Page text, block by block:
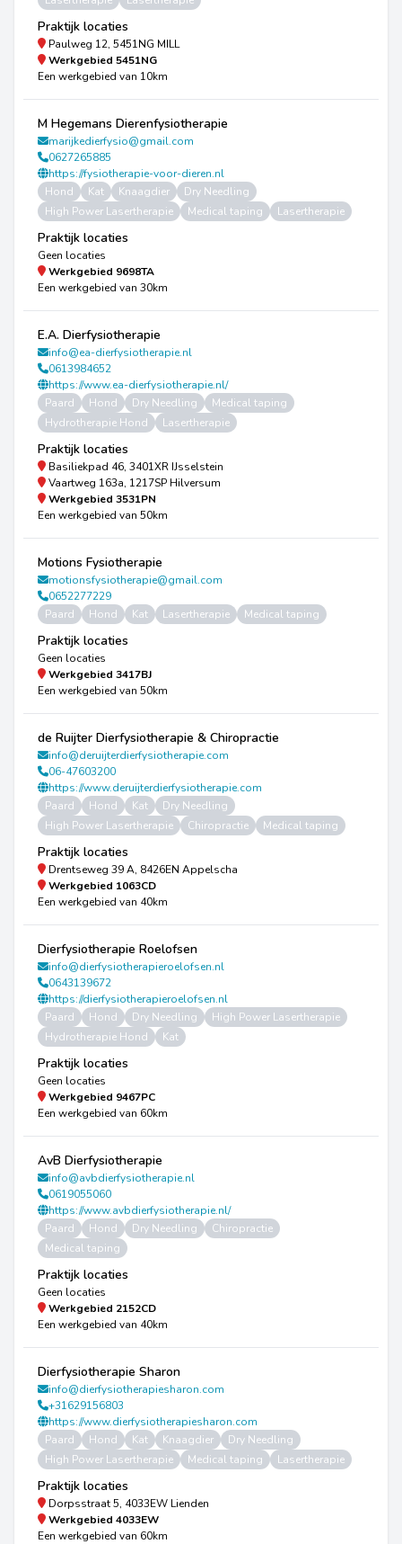
Praktijk locaties
Paulweg 12, 5451NG MILL
Werkgebied 5451NG
Een werkgebied van 10km
M Hegemans Dierenfysiotherapie
marijkedierfysio@gmail.com
0627265885
https://fysiotherapie-voor-dieren.nl
Hond
Kat Knaagdier
Dry Needling
High Power Lasertherapie
Medical taping Lasertherapie
Praktijk locaties
Geen locaties
Werkgebied 9698TA
Een werkgebied van 30km
E.A. Dierfysiotherapie
info@ea-dierfysiotherapie.nl
0613984652
https://www.ea-dierfysiotherapie.nl/
Paard
Hond Dry Needling
Medical taping
Hydrotherapie Hond
Lasertherapie
Praktijk locaties
Basiliekpad 46, 3401XR IJsselstein
Vaartweg 163a, 1217SP Hilversum
Werkgebied 3531PN
Een werkgebied van 50km
Motions Fysiotherapie
motionsfysiotherapie@gmail.com
0652277229
Paard
Hond Kat Lasertherapie Medical taping
Praktijk locaties
Geen locaties
Werkgebied 3417BJ
Een werkgebied van 50km
de Ruijter Dierfysiotherapie & Chiropractie
info@deruijterdierfysiotherapie.com
06-47603200
https://www.deruijterdierfysiotherapie.com
Paard
Hond Kat
Dry Needling
High Power Lasertherapie
Chiropractie Medical taping
Praktijk locaties
Drentseweg 39 A, 8426EN Appelscha
Werkgebied 1063CD
Een werkgebied van 40km
Dierfysiotherapie Roelofsen
info@dierfysiotherapieroelofsen.nl
0643139672
https://dierfysiotherapieroelofsen.nl
Paard
Hond Dry Needling
High Power Lasertherapie
Hydrotherapie Hond
Kat
Praktijk locaties
Geen locaties
Werkgebied 9467PC
Een werkgebied van 60km
AvB Dierfysiotherapie
info@avbdierfysiotherapie.nl
0619055060
https://www.avbdierfysiotherapie.nl/
Paard
Hond Dry Needling
Chiropractie
Medical taping
Praktijk locaties
Geen locaties
Werkgebied 2152CD
Een werkgebied van 40km
Dierfysiotherapie Sharon
info@dierfysiotherapiesharon.com
+31629156803
https://www.dierfysiotherapiesharon.com
Paard
Hond Kat Knaagdier
Dry Needling
High Power Lasertherapie
Medical taping Lasertherapie
Praktijk locaties
Dorpsstraat 5, 4033EW Lienden
Werkgebied 4033EW
Een werkgebied van 60km